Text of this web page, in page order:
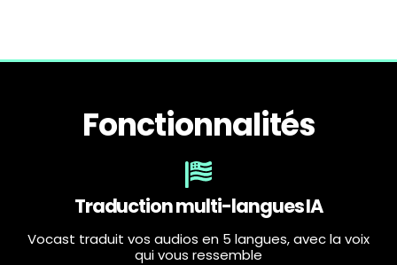
Fonctionnalités
Traduction multi-langues IA
Vocast traduit vos audios en 5 langues, avec la voix
qui vous ressemble